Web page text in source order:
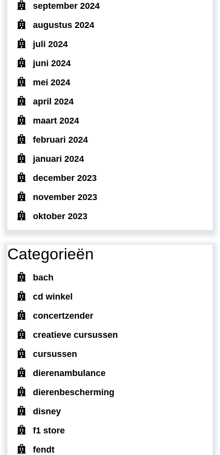
september 2024
augustus 2024
juli 2024
juni 2024
mei 2024
april 2024
maart 2024
februari 2024
januari 2024
december 2023
november 2023
oktober 2023
Categorieën
bach
cd winkel
concertzender
creatieve cursussen
cursussen
dierenambulance
dierenbescherming
disney
f1 store
fendt